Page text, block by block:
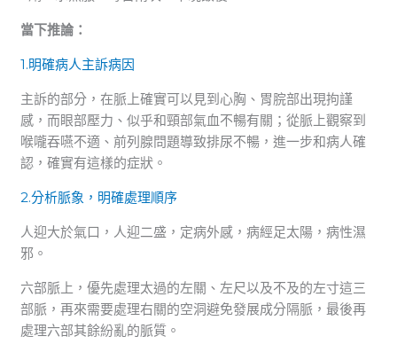
當下推論：
1.明確病人主訴病因
主訴的部分，在脈上確實可以見到心胸、胃脘部出現拘謹
感，而眼部壓力、似乎和頸部氣血不暢有關；從脈上觀察到
喉嚨吞嚥不適、前列腺問題導致排尿不暢，進一步和病人確
認，確實有這樣的症狀。
2.分析脈象，明確處理順序
人迎大於氣口，人迎二盛，定病外感，病經足太陽，病性濕
邪。
六部脈上，優先處理太過的左關、左尺以及不及的左寸這三
部脈，再來需要處理右關的空洞避免發展成分隔脈，最後再
處理六部其餘紛亂的脈質。